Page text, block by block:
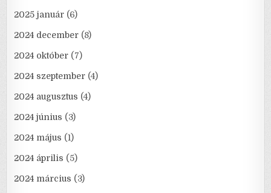
2025 január (6)
2024 december (8)
2024 október (7)
2024 szeptember (4)
2024 augusztus (4)
2024 június (3)
2024 május (1)
2024 április (5)
2024 március (3)